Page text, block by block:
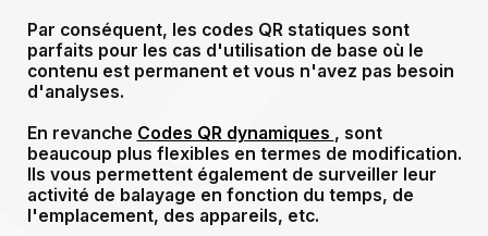
Par conséquent, les codes QR statiques sont
parfaits pour les cas d'utilisation de base où le
contenu est permanent et vous n'avez pas besoin
d'analyses.
En revanche Codes QR dynamiques , sont
beaucoup plus flexibles en termes de modification.
Ils vous permettent également de surveiller leur
activité de balayage en fonction du temps, de
l'emplacement, des appareils, etc.